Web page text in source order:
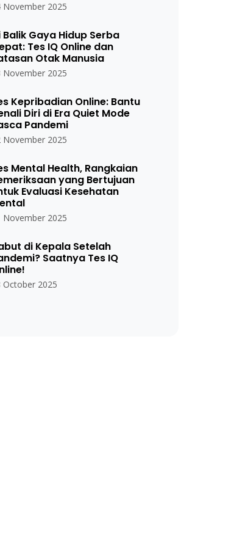
November 2025
Balik Gaya Hidup Serba
Tes IQ Online dan
Otak Manusia
November 2025
Kepribadian Online: Bantu
Diri di Era Quiet Mode
Pandemi
November 2025
Mental Health, Rangkaian
yang Bertujuan
Evaluasi Kesehatan
November 2025
di Kepala Setelah
Saatnya Tes IQ
October 2025